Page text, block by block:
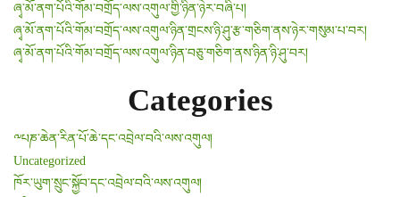
ཞྭ་མོ་ནག་པོའི་གོམ་བགྲོད་ལས་འགུལ་གྱི་ཉིན་ཉེར་བཞི་པ།
ཞྭ་མོ་ནག་པོའི་གོམ་བགྲོད་ལས་འགུལ་ཉིན་གྲངས་ཉི་ཤུ་རྩ་གཅིག་ནས་ཉེར་གསུམ་པ་བར།
ཞྭ་མོ་ནག་པོའི་གོམ་བགྲོད་ལས་འགུལ་ཉིན་བཅུ་གཅིག་ནས་ཉིན་ཉི་ཤུ་བར།
Categories
༸པཎ་ཆེན་རིན་པོ་ཆེ་དང་འབྲེལ་བའི་ལས་འགུལ།
Uncategorized
ཁོར་ཡུག་སྲུང་སྐྱོབ་དང་འབྲེལ་བའི་ལས་འགུལ།